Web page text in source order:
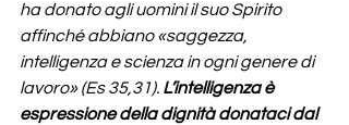
ha donato agli uomini il suo Spirito
affinché abbiano «saggezza,
intelligenza e scienza in ogni genere di
lavoro» (Es 35,31). L’intelligenza è
espressione della dignità donataci dal